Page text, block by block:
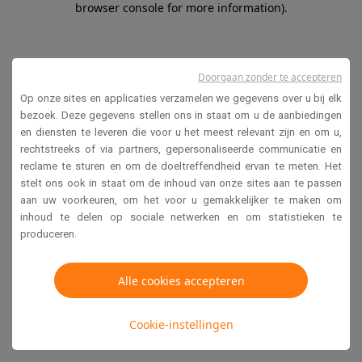
browser console for more information).
Op onze sites en applicaties verzamelen we gegevens over u bij elk
bezoek. Deze gegevens stellen ons in staat om u de aanbiedingen
en diensten te leveren die voor u het meest relevant zijn en om u,
rechtstreeks of via partners, gepersonaliseerde communicatie en
reclame te sturen en om de doeltreffendheid ervan te meten. Het
stelt ons ook in staat om de inhoud van onze sites aan te passen
aan uw voorkeuren, om het voor u gemakkelijker te maken om
inhoud te delen op sociale netwerken en om statistieken te
produceren.
Alle cookies accepteren
Cookie-instellingen
Doorgaan zonder te accepteren